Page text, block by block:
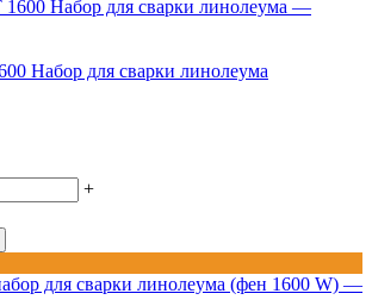
Набор для сварки линолеума
+